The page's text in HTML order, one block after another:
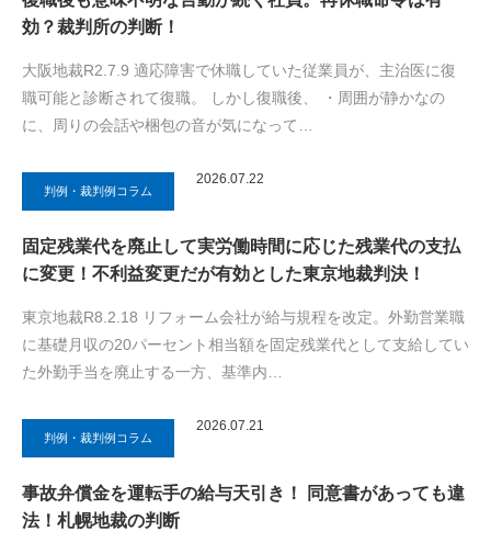
効？裁判所の判断！
大阪地裁R2.7.9 適応障害で休職していた従業員が、主治医に復
職可能と診断されて復職。 しかし復職後、 ・周囲が静かなの
に、周りの会話や梱包の音が気になって…
判例・裁判例コラム
2026.07.22
固定残業代を廃止して実労働時間に応じた残業代の支払
に変更！不利益変更だが有効とした東京地裁判決！
東京地裁R8.2.18 リフォーム会社が給与規程を改定。外勤営業職
に基礎月収の20パーセント相当額を固定残業代として支給してい
た外勤手当を廃止する一方、基準内…
判例・裁判例コラム
2026.07.21
事故弁償金を運転手の給与天引き！ 同意書があっても違
法！札幌地裁の判断